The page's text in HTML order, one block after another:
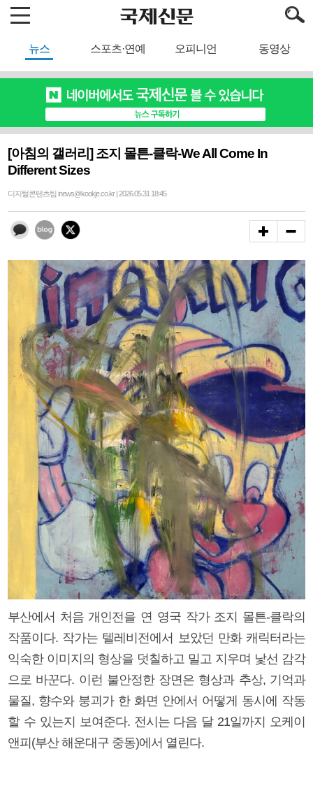
뉴스 스포츠·연예 오피니언 동영상
[아침의 갤러리] 조지 몰튼-클락-We All Come In
Different Sizes
디지털콘텐츠팀 inews@kookje.co.kr | 2026.05.31 18:45
부산에서 처음 개인전을 연 영국 작가 조지 몰튼-클락의
작품이다. 작가는 텔레비전에서 보았던 만화 캐릭터라는
익숙한 이미지의 형상을 덧칠하고 밀고 지우며 낯선 감각
으로 바꾼다. 이런 불안정한 장면은 형상과 추상, 기억과
물질, 향수와 붕괴가 한 화면 안에서 어떻게 동시에 작동
할 수 있는지 보여준다. 전시는 다음 달 21일까지 오케이
앤피(부산 해운대구 중동)에서 열린다.